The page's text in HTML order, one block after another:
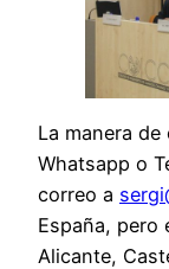
La manera
Whatsapp o
correo a
España, pero
Alicante,